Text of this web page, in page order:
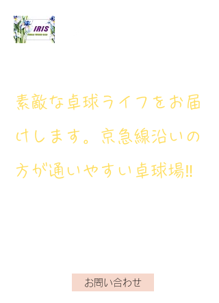
​素敵な卓球ライフをお届
けします。京急線沿いの
方が通いやすい卓球場‼
お問い合わせ